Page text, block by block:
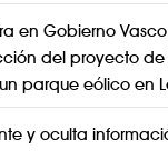
en Gobierno Vasco
del proyecto de
parque eólico en
y oculta